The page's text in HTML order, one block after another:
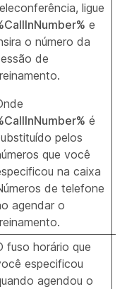
ligue
e
o número da
de
é
pelos
que você
na caixa
de telefone
agendar o
fuso horário que
especificou
agendou o